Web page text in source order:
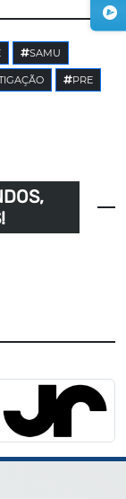
SAMU
PRE